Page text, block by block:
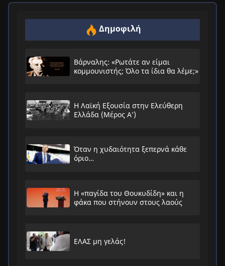
Δημοφιλή
Βάρναλης: «Ρωτάτε αν είμαι
κομμουνιστής; Όλο τα ίδια θα λέμε;»
Η Λαϊκή Εξουσία στην Ελεύθερη
Ελλάδα (Μέρος Α’)
Όταν η χυδαιότητα ξεπερνά κάθε
όριο…
Η «παγίδα του Θουκυδίδη» και η
φάκα που στήνουν στους λαούς
ΕΛΑΣ μη γελάς!